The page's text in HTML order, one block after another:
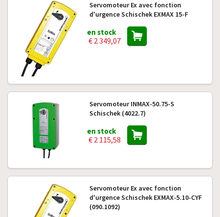
Servomoteur Ex avec fonction
d'urgence Schischek EXMAX 15-F
en stock
€ 2 349,07
Servomoteur INMAX-50.75-S
Schischek (4022.7)
en stock
€ 2 115,58
Servomoteur Ex avec fonction
d'urgence Schischek EXMAX-5.10-CYF
(090.1092)